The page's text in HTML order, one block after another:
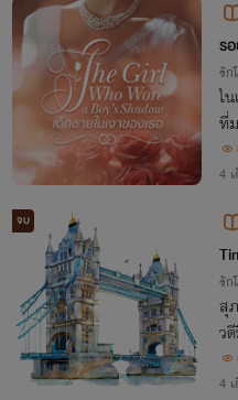
ร
รัก
ใ
ที่
4
จบ
รัก
สุ
ว
ก
ง
4